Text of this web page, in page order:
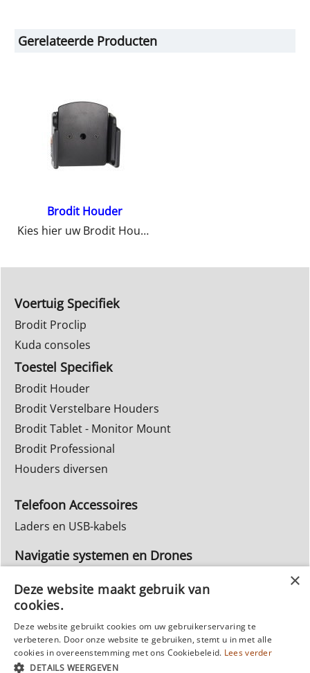
Gerelateerde Producten
Brodit Houder
Kies hier uw Brodit Houder
Voertuig Specifiek
Brodit Proclip
Kuda consoles
Toestel Specifiek
Brodit Houder
Brodit Verstelbare Houders
Brodit Tablet - Monitor Mount
Brodit Professional
Houders diversen
Telefoon Accessoires
Laders en USB-kabels
Navigatie systemen en Drones
Inbouw Autoradio's
Info Webwinkel
Ruilen & Retourneren
Deze website maakt gebruik van
cookies.
Deze website gebruikt cookies om uw gebruikerservaring te
verbeteren. Door onze website te gebruiken, stemt u in met alle
cookies in overeenstemming met ons Cookiebeleid. Lees verder
DETAILS WEERGEVEN